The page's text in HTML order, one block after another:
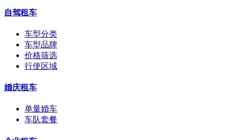
自驾租车
车型分类
车型品牌
价格筛选
行使区域
婚庆租车
单量婚车
车队套餐